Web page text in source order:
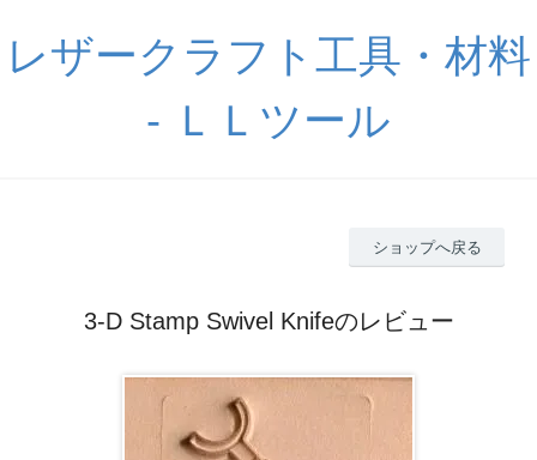
レザークラフト工具・材料
- ＬＬツール
ショップへ戻る
3-D Stamp Swivel Knifeのレビュー